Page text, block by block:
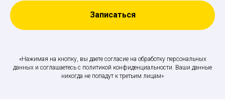
Записаться
«Нажимая на кнопку, вы даете согласие на обработку персональных
данных и соглашаетесь c политикой конфиденциальности. Ваши данные
никогда не попадут к третьим лицам»